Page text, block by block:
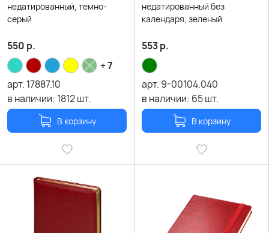
недатированный, темно-
серый
550 р.
+ 7
арт. 17887.10
в наличии: 1812шт.
В корзину
недатированный без
календаря, зеленый
553р.
арт. 9-00104.040
в наличии: 65шт.
В корзину